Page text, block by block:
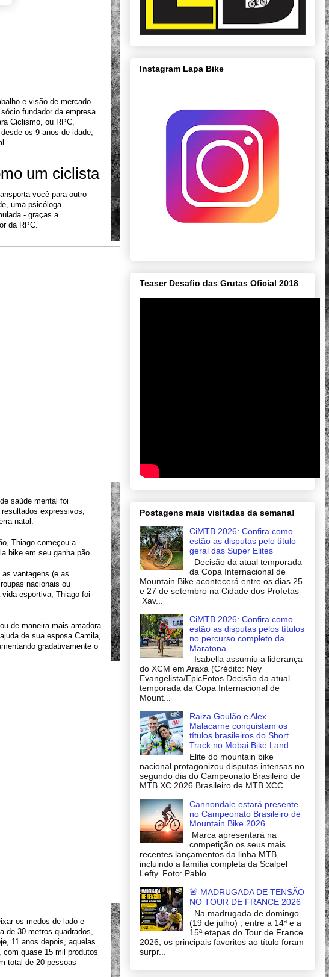
e visão de mercado
fundador da empresa.
Ciclismo, ou RPC,
os 9 anos de idade,
um ciclista
você para outro
uma psicóloga
- graças a
da RPC.
saúde mental foi
expressivos,
natal.
Thiago começou a
bike em seu ganha pão.
vantagens (e as
nacionais ou
esportiva, Thiago foi
de maneira mais amadora
de sua esposa Camila,
gradativamente o
os medos de lado e
de 30 metros quadrados,
11 anos depois, aquelas
quase 15 mil produtos
total de 20 pessoas
Instagram Lapa Bike
Teaser Desafio das Grutas Oficial 2018
Postagens mais visitadas da semana!
CiMTB 2026: Confira como
estão as disputas pelo título
geral das Super Elites
Decisão da atual temporada
da Copa Internacional de
Mountain Bike acontecerá entre os dias 25
e 27 de setembro na Cidade dos Profetas
Xav...
CiMTB 2026: Confira como
estão as disputas pelos títulos
no percurso completo da
Maratona
Isabella assumiu a liderança
do XCM em Araxá (Crédito: Ney
Evangelista/EpicFotos Decisão da atual
temporada da Copa Internacional de
Mount...
Raiza Goulão e Alex
Malacarne conquistam os
títulos brasileiros do Short
Track no Mobai Bike Land
Elite do mountain bike
nacional protagonizou disputas intensas no
segundo dia do Campeonato Brasileiro de
MTB XC 2026 Brasileiro de MTB XCC ...
Cannondale estará presente
no Campeonato Brasileiro de
Mountain Bike 2026
Marca apresentará na
competição os seus mais
recentes lançamentos da linha MTB,
incluindo a família completa da Scalpel
Lefty. Foto: Pablo ...
🚨 MADRUGADA DE TENSÃO
NO TOUR DE FRANCE 2026
Na madrugada de domingo
(19 de julho) , entre a 14ª e a
15ª etapas do Tour de France
2026, os principais favoritos ao título foram
surpr...